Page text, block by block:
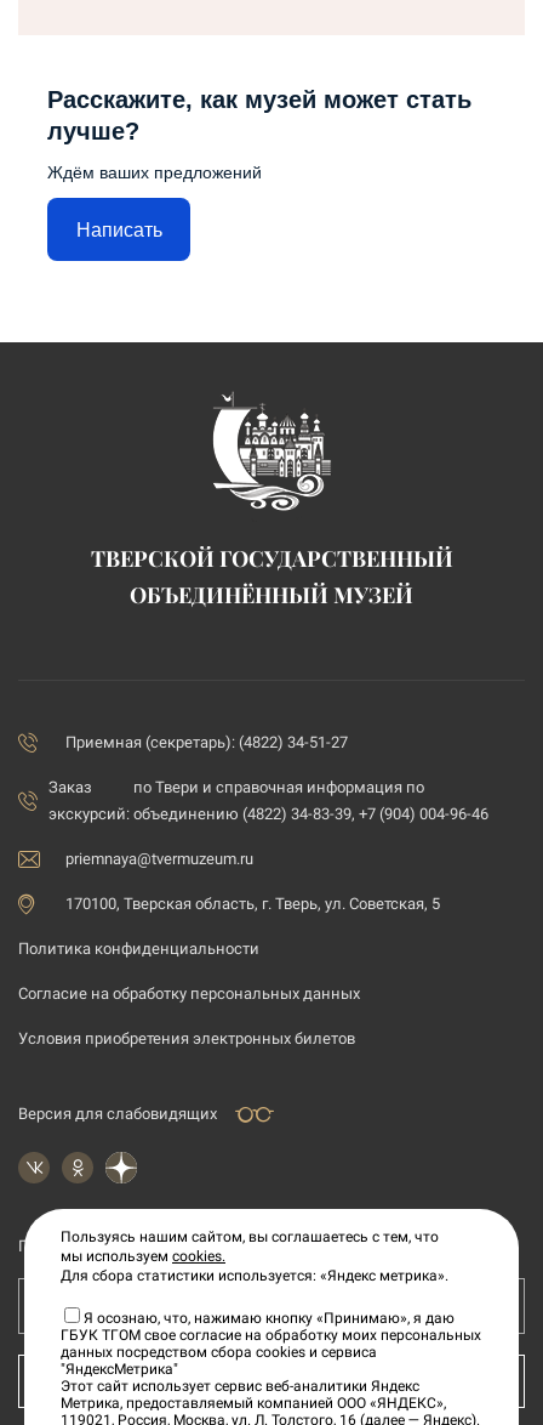
Расскажите, как музей может стать
лучше?
Ждём ваших предложений
Написать
ТВЕРСКОЙ ГОСУДАРСТВЕННЫЙ
ОБЪЕДИНЁННЫЙ МУЗЕЙ
Приемная (секретарь): (4822) 34-51-27
Заказ
экскурсий:
по Твери и справочная информация по
объединению (4822) 34-83-39, +7 (904) 004-96-46
priemnaya@tvermuzeum.ru
170100, Тверская область, г. Тверь, ул. Советская, 5
Политика конфиденциальности
Согласие на обработку персональных данных
Условия приобретения электронных билетов
Версия для слабовидящих
Подпишитесь на рассылку новостей
Ваш e-mail адрес
КУПИТЬ БИЛЕТ
Пользуясь нашим сайтом, вы соглашаетесь с тем, что
мы используем cookies.
Для сбора статистики используется: «Яндекс метрика».
Я осознаю, что, нажимаю кнопку «Принимаю», я даю
ГБУК ТГОМ свое согласие на обработку моих персональных
данных посредством сбора cookies и сервиса
"ЯндексМетрика"
Этот сайт использует сервис веб-аналитики Яндекс
Метрика, предоставляемый компанией ООО «ЯНДЕКС»,
119021, Россия, Москва, ул. Л. Толстого, 16 (далее — Яндекс).